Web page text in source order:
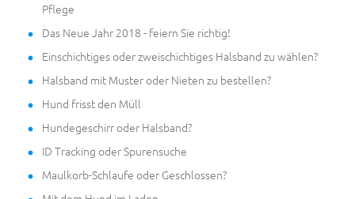
Pflege
Das Neue Jahr 2018 - feiern Sie richtig!
Einschichtiges oder zweischichtiges Halsband zu wählen?
Halsband mit Muster oder Nieten zu bestellen?
Hund frisst den Müll
Hundegeschirr oder Halsband?
ID Tracking oder Spurensuche
Maulkorb-Schlaufe oder Geschlossen?